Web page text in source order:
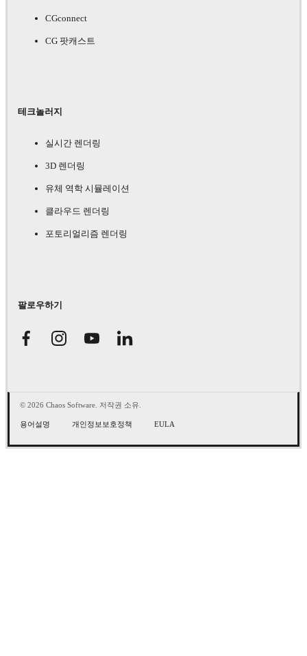
CGconnect
CG 팟캐스트
테크놀러지
실시간 렌더링
3D 렌더링
유체 역학 시뮬레이션
클라우드 렌더링
포토리얼리즘 렌더링
팔로우하기
© 2026 Chaos Software. 저작권 소유.
용어설명 개인정보보호정책 EULA